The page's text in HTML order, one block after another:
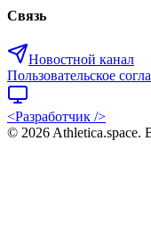
Связь
Новостной канал
Пользовательское
<Разработчик />
© 2026 Athletica.space.